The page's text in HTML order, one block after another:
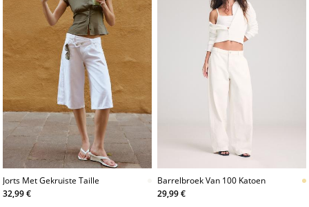
Jorts Met Gekruiste Taille
32,99 €
Barrelbroek Van 100 Katoen
29,99 €